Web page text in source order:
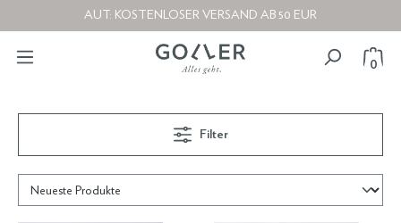
AUT: KOSTENLOSER VERSAND AB 50 EUR
0
Filter